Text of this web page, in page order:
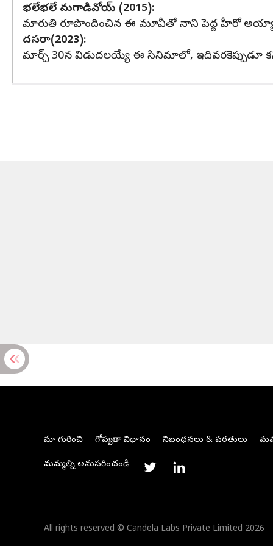
భలేభలే మగాడివోయ్ (2015):
మారుతి రూపొందించిన ఈ మూవీతో నాని పెద్ద హీరో
దసరా(2023):
మార్చ్ 30న విడుదలయ్యే ఈ సినిమాలో, ఇదివరకెప్పుడూ
మా గురించి గోప్యతా విధానం నిబంధనలు & షరతులు
మమ్మల్ని అనుసరించండి
All rights reserved © Candela Labs Private Limited 2026